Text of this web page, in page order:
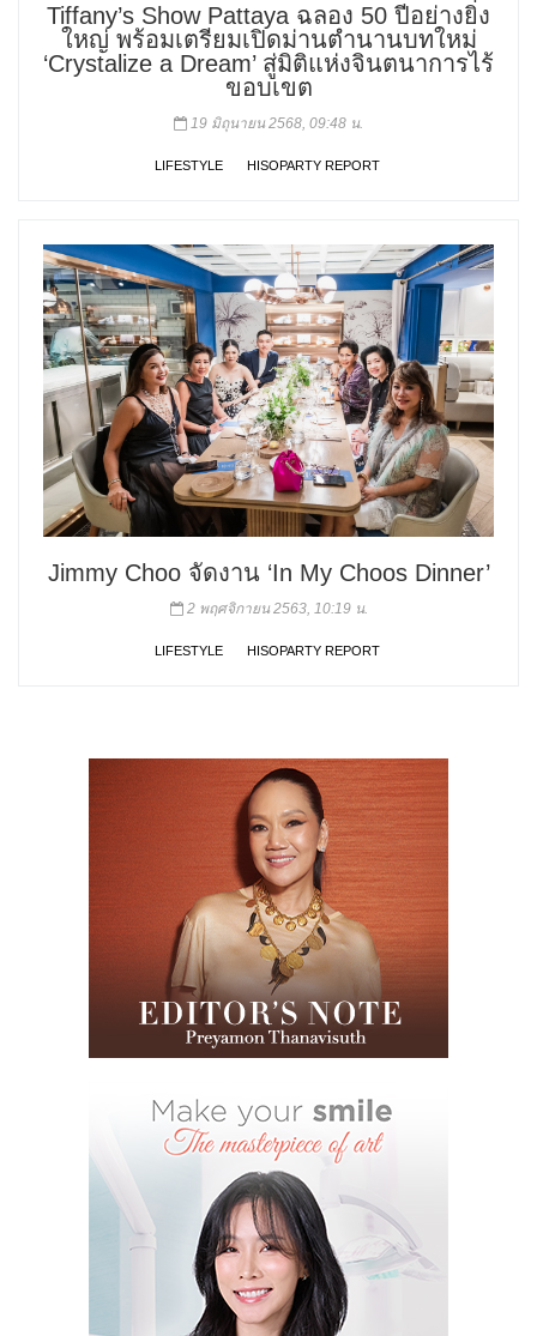
Tiffany’s Show Pattaya ฉลอง 50 ปีอย่างยิ่ง
ใหญ่ พร้อมเตรียมเปิดม่านตำนานบทใหม่
‘Crystalize a Dream’ สู่มิติแห่งจินตนาการไร้
ขอบเขต
19 มิถุนายน 2568, 09:48 น.
LIFESTYLE HISOPARTY REPORT
Jimmy Choo จัดงาน ‘In My Choos Dinner’
2 พฤศจิกายน 2563, 10:19 น.
LIFESTYLE HISOPARTY REPORT